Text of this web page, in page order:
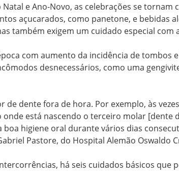
Natal e Ano-Novo, as celebrações se tornam
açucarados, como panetone, e bebidas
também exigem um cuidado especial com
com aumento da incidência de tombos
desnecessários, como uma
de dente fora de hora. Por exemplo, às
onde está nascendo o terceiro molar [dente
boa higiene oral durante vários dias
Pastore, do Hospital Alemão Oswaldo
há seis cuidados básicos que